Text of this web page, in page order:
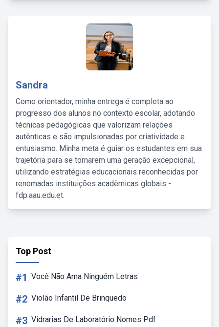
Sandra
Como orientador, minha entrega é completa ao
progresso dos alunos no contexto escolar, adotando
técnicas pedagógicas que valorizam relações
autênticas e são impulsionadas por criatividade e
entusiasmo. Minha meta é guiar os estudantes em sua
trajetória para se tornarem uma geração excepcional,
utilizando estratégias educacionais reconhecidas por
renomadas instituições acadêmicas globais -
fdp.aau.edu.et.
Top Post
#1 Você Não Ama Ninguém Letras
#2 Violão Infantil De Brinquedo
#3 Vidrarias De Laboratório Nomes Pdf